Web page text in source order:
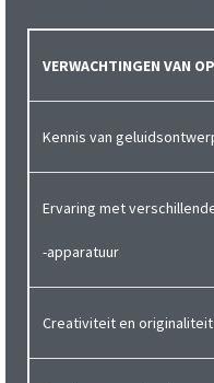
VERWACHTINGEN VAN
Kennis van
Ervaring met
-apparatuur
Creativiteit en